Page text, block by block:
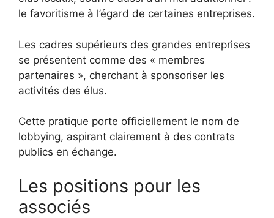
le favoritisme à l’égard de certaines entreprises.
Les cadres supérieurs des grandes entreprises
se présentent comme des « membres
partenaires », cherchant à sponsoriser les
activités des élus.
Cette pratique porte officiellement le nom de
lobbying, aspirant clairement à des contrats
publics en échange.
Les positions pour les
associés